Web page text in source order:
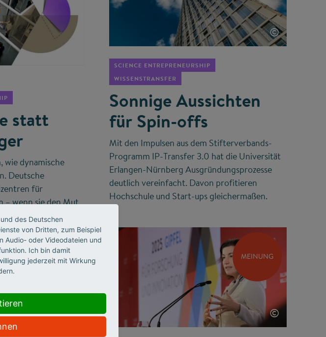
statt
wie dynamische
Deutsche
für
– wenn sie den Mut
zu erlauben
aufzubauen.
©
SCIENCE ENTREPRENEURSHIP
WISSENSTRANSFER
Sonnige Aussichten
für Spin-offs
Mit den Impulsen aus dem Stifterverbands-
Programm IP-Transfer 3.0 hat die Universität
Erlangen-Nürnberg Ausgründungsprozesse
deutlich vereinfacht. Davon profitieren
Hochschule und Start-ups gleichermaßen.
MEINUNG
©
des Deutschen
von Dritten, zum Beispiel
Audio- oder Videodateien und
Ich bin damit
jederzeit mit Wirkung